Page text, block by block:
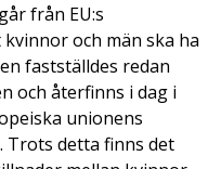
från EU:s
och män ska ha
fastställdes redan
och återfinns i dag i
unionens
Trots detta finns det